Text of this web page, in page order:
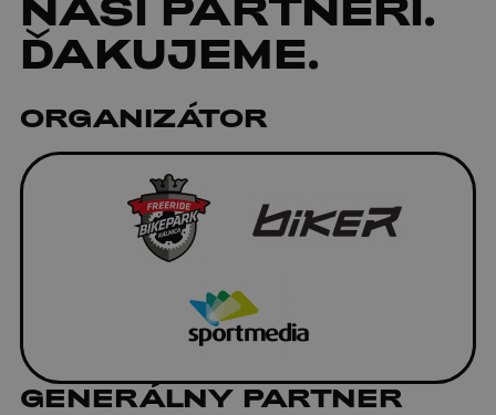
ĎAKUJEME.
ORGANIZÁTOR
GENERÁLNY PARTNER